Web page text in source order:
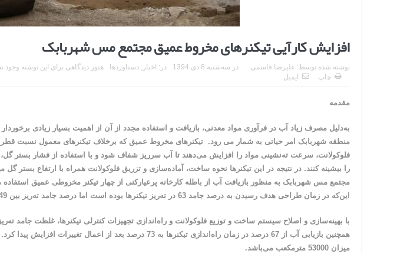
افزایش کارآیی تیکنرهای مخروط عمیق مجتمع مس شهربابک
نوشته شده توسط: علیرضا قاسمی در سه‌شنبه 8 دی 1394 در: اخبار ,دستاوردها هنوز دیدگاهی برای این نوشته وجود
چاپ
ایمیل
مقدمه
به‌دلیل مصرف زیاد آب در فرآوری مواد معدنی، بازیافت و استفاده مجدد از آن از اهمیت بسیار زیادی
منطقه شهربابک امر حیاتی به شمار می رود. تیکنر‌های مخروط عمیق که برخلاف تیکنرهای معمول نسبت قطر
فلوکولانت، سرعت ته‌نشینی مواد را افزایش می‌دهند تا آب سرریز شفاف شود و با استفاده از فشار بستر گل،
را بیشینه ‌کنند. در نتیجه در این تیکنرها نحوه ساخت، آماده‌سازی و تزریق فلوکولانت همراه با ارتفاع بستر گل
مجتمع مس شهربابک به منظور بازیافت آب از باطله کارخانه پرعیارکنی از چهار تیکنر مخروطی عمیق
این‌که در زمان طراحی هدف رسیدن به درصد جامد 63 در ته‌ریز تیکنرها بوده است اما درصد جامد ته‌ریز بین 49 تا 57 می‌باشد.
همچنین بازیابی آب از 67 درصد در زمان راه‌اندازی تیکنرها به 73 درصد بعد
میزان 53000 مترمکعب می‌باشد.